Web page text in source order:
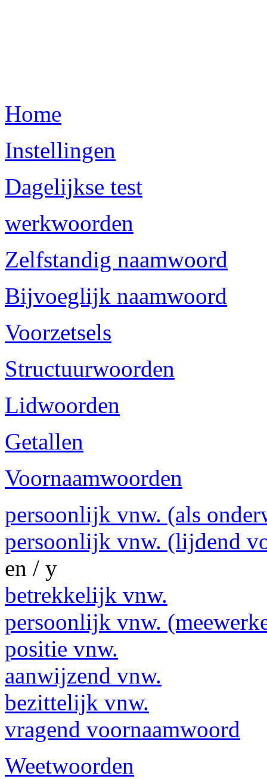
Home
Instellingen
Dagelijkse test
werkwoorden
Zelfstandig naamwoord
Bijvoeglijk naamwoord
Voorzetsels
Structuurwoorden
Lidwoorden
Getallen
Voornaamwoorden
persoonlijk vnw. (als
persoonlijk vnw. (lijdend
en / y
betrekkelijk vnw.
persoonlijk vnw.
positie vnw.
aanwijzend vnw.
bezittelijk vnw.
vragend voornaamwoord
Weetwoorden